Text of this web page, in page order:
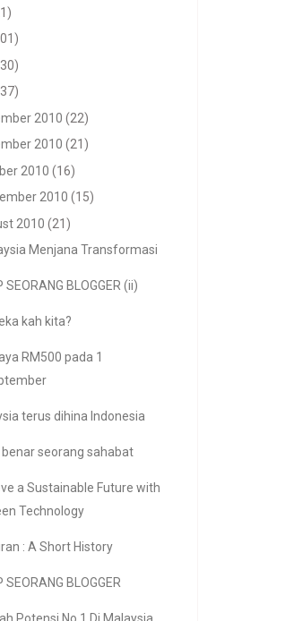
2010 (22)
2010 (21)
2010 (16)
2010 (15)
2010 (21)
Menjana Transformasi
SEORANG BLOGGER (ii)
kah kita?
RM500 pada 1
terus dihina Indonesia
benar seorang sahabat
a Sustainable Future with
Technology
: A Short History
SEORANG BLOGGER